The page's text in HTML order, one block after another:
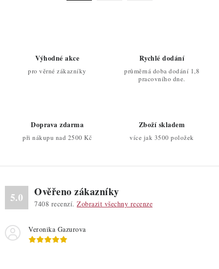
u
Výhodné akce
pro věrné zákazníky
Rychlé dodání
průměrná doba dodání 1,8
pracovního dne.
Doprava zdarma
při nákupu nad 2500 Kč
Zboží skladem
více jak 3500 položek
5.0 Ověřeno zákazníky
7408 recenzí. Zobrazit všechny recenze
Veronika Gazurova